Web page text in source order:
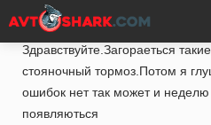
Главная Вопросы
Здравствуйте.Загораеться
стояночный тормоз.Потом я
ошибок нет так может и
появляються